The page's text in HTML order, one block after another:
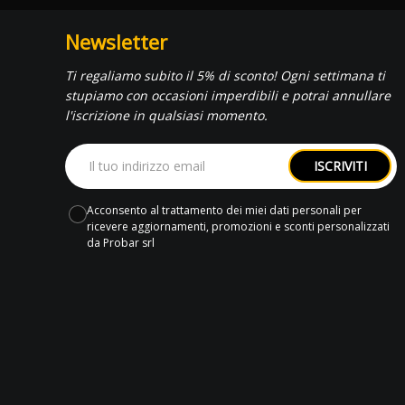
Newsletter
Ti regaliamo subito il 5% di sconto! Ogni settimana ti
stupiamo con occasioni imperdibili e potrai annullare
l'iscrizione in qualsiasi momento.
ISCRIVITI
Acconsento al trattamento dei miei dati personali per
ricevere aggiornamenti, promozioni e sconti personalizzati
da Probar srl